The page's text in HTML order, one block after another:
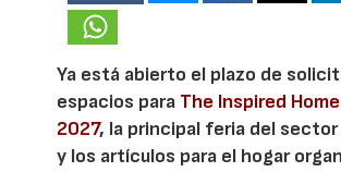
Ya está abierto el plazo de
espacios para The Inspired
2027, la principal feria del
y los artículos para el hogar